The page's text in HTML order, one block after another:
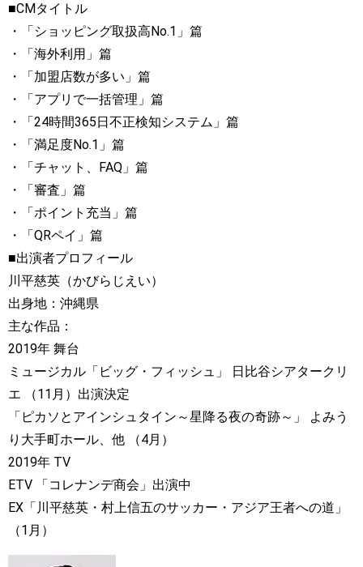
■CMタイトル
・「ショッピング取扱高No.1」篇
・「海外利用」篇
・「加盟店数が多い」篇
・「アプリで一括管理」篇
・「24時間365日不正検知システム」篇
・「満足度No.1」篇
・「チャット、FAQ」篇
・「審査」篇
・「ポイント充当」篇
・「QRペイ」篇
■出演者プロフィール
川平慈英（かびらじえい）
出身地：沖縄県
主な作品：
2019年 舞台
ミュージカル「ビッグ・フィッシュ」 日比谷シアタークリ
エ （11月）出演決定
「ピカソとアインシュタイン～星降る夜の奇跡～」 よみう
り大手町ホール、他 （4月）
2019年 TV
ETV 「コレナンデ商会」出演中
EX「川平慈英・村上信五のサッカー・アジア王者への道」
（1月）